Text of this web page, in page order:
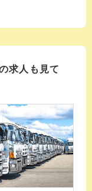
求人も見て